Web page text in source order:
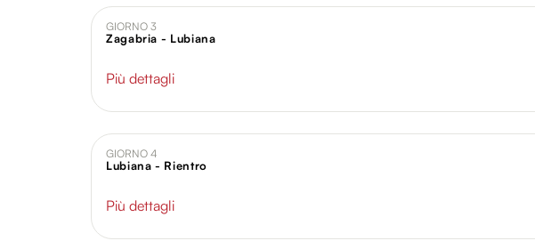
GIORNO 3
Zagabria - Lubiana
Più dettagli
GIORNO 4
Lubiana - Rientro
Più dettagli